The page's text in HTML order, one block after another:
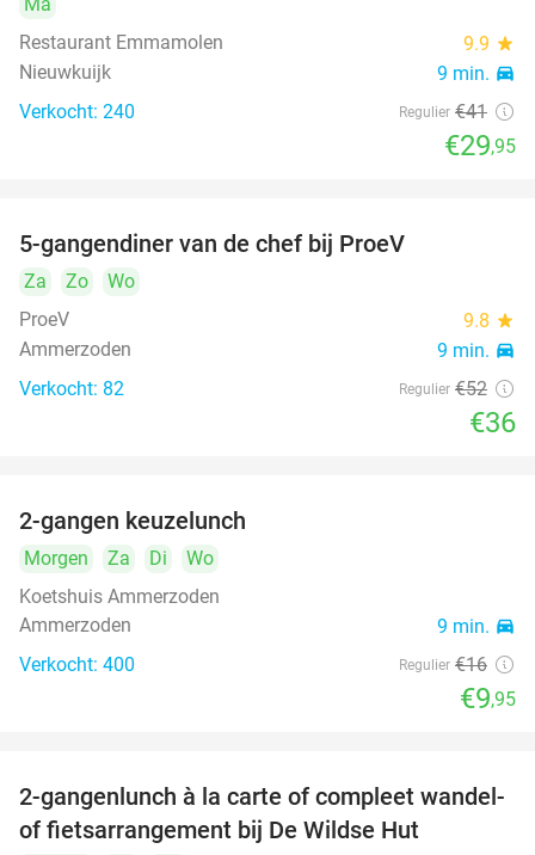
Restaurant Emmamolen
9.9 star
Nieuwkuijk 9 min. directions_car
Verkocht: 240 Regulier €41
€29,95
5-gangendiner van de chef bij ProeV
Za Zo
Wo
ProeV
9.8 star
Ammerzoden 9 min. directions_car
Verkocht: 82 Regulier €52
€36
2-gangen keuzelunch
Morgen Za Di
Wo
Koetshuis Ammerzoden
Ammerzoden
9 min. directions_car
Verkocht: 400 Regulier €16
€9,95
34%
2-gangenlunch à la carte of compleet wandel-
of fietsarrangement bij De Wildse Hut